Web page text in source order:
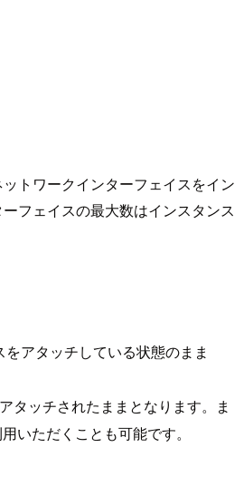
トワークインターフェイスをイン
フェイスの最大数はインスタンス
アタッチしている状態のまま
タッチされたままとなります。ま
いただくことも可能です。